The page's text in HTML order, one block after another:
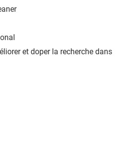
et doper la recherche dans